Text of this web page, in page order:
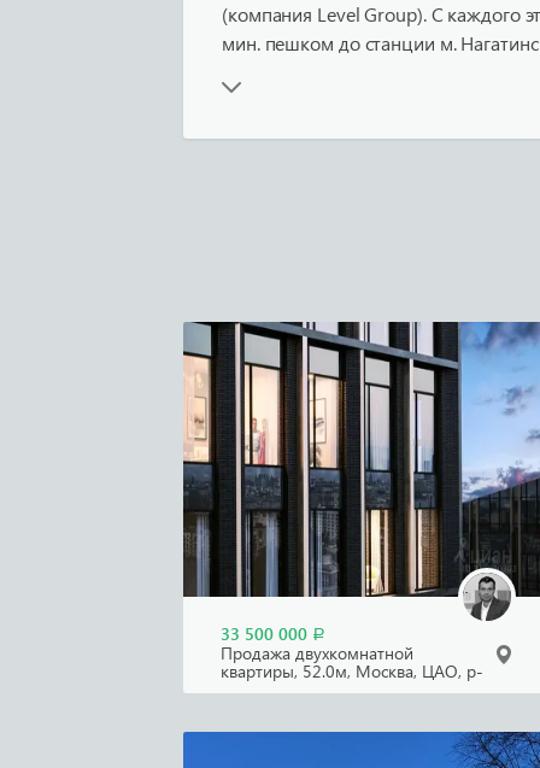
(компания Level Group). С каждого
мин. пешком до станции м.
33 500 000 Р
Продажа двухкомнатной
квартиры, 52.0м, Москва, ЦАО, р-
н Замоскворечье!